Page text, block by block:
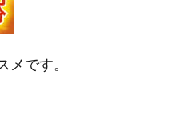
メです。